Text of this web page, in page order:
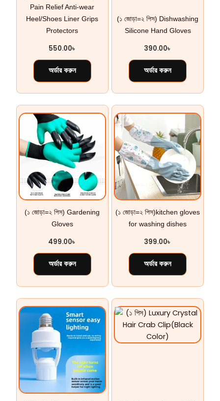
Pain Relief Anti-wear
Heel/Shoes Liner Grips
Protectors
550.00৳
অর্ডার করুন
(১ জোড়া=২ পিস) Dishwashing
Silicone Hand Gloves
390.00৳
অর্ডার করুন
(১ জোড়া=২ পিস) Gardening
Gloves
499.00৳
অর্ডার করুন
(১ জোড়া=২ পিস)kitchen gloves
for washing dishes
399.00৳
অর্ডার করুন